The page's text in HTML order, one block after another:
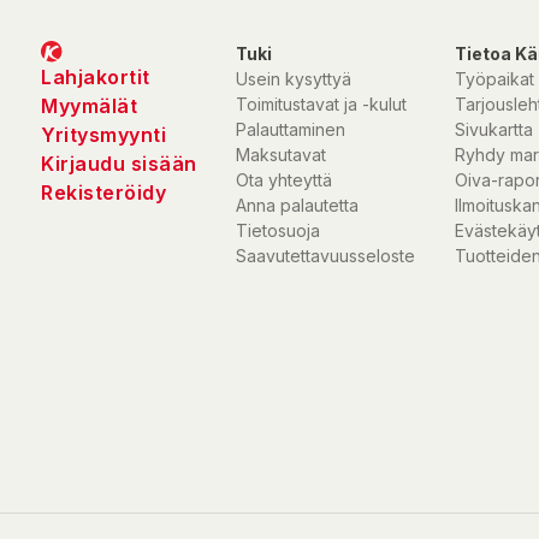
Lahjakortit
Myymälät
Yritysmyynti
Kirjaudu sisään
Rekisteröidy
Tuki
Usein kysyttyä
Toimitustavat ja -kulut
Palauttaminen
Maksutavat
Ota yhteyttä
Anna palautetta
Tietosuoja
Saavutettavuusseloste
Tietoa
Työpaikat
Sivukartta
Ryhdy
Oiva-